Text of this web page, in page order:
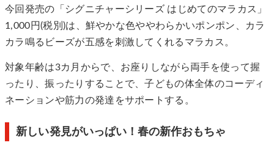
今回発売の「シグニチャーシリーズ はじめてのマラカス」
1,000円(税別)は、鮮やかな色ややわらかいポンポン、カラ
カラ鳴るビーズが五感を刺激してくれるマラカス。
対象年齢は3カ月からで、お座りしながら両手を使って握
ったり、振ったりすることで、子どもの体全体のコーディ
ネーションや筋力の発達をサポートする。
新しい発見がいっぱい！春の新作おもちゃ